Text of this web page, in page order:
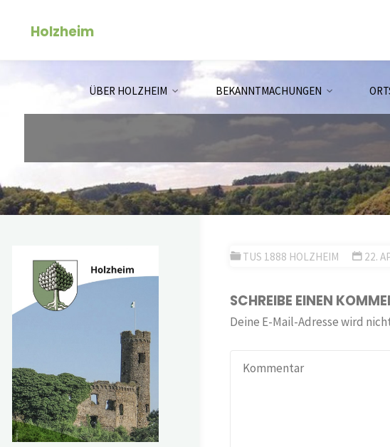
Holzheim
ÜBER HOLZHEIM BEKANNTMACHUNGEN
TUS 1888 HOLZHEIM 22.
SCHREIBE EINEN
Deine E-Mail-Adresse wird